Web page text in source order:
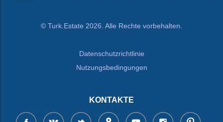
© Turk.Estate 2026. Alle Rechte vorbehalten.
Datenschutzrichtlinie
Nutzungsbedingungen
KONTAKTE